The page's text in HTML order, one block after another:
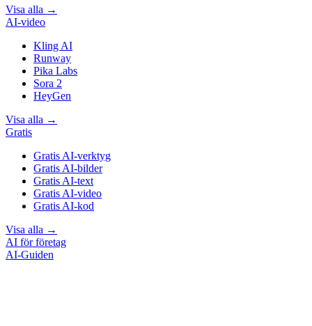
Visa alla →
AI-video
Kling AI
Runway
Pika Labs
Sora 2
HeyGen
Visa alla →
Gratis
Gratis AI-verktyg
Gratis AI-bilder
Gratis AI-text
Gratis AI-video
Gratis AI-kod
Visa alla →
AI för företag
AI-Guiden